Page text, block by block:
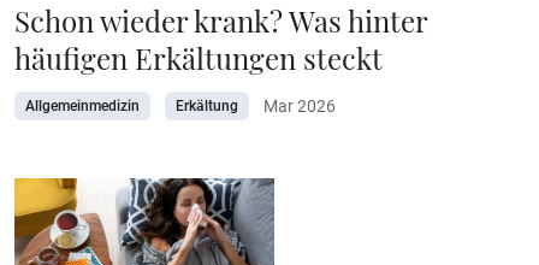
Schon wieder krank? Was hinter
häufigen Erkältungen steckt
Allgemeinmedizin Erkältung Mar 2026